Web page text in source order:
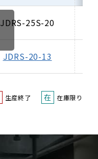
JDRS-25S-20
JDRS-20-13
生産終了 在 在庫限り